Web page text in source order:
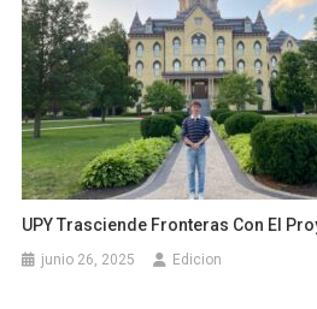
UPY Trasciende Fronteras Con El
junio 26, 2025 Edicion